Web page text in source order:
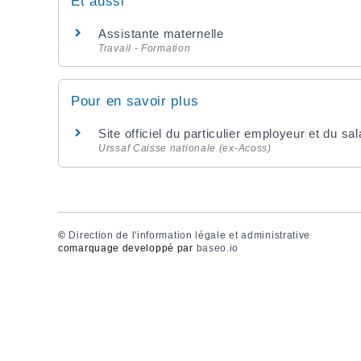
Assistante maternelle
Travail - Formation
Pour en savoir plus
Site officiel du particulier employeur et du
Urssaf Caisse nationale (ex-Acoss)
© Direction de l'information légale et administrative
comarquage developpé par baseo.io